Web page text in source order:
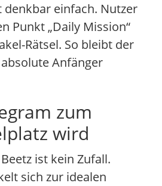
denkbar einfach. Nutzer
Punkt „Daily Mission“
Rätsel. So bleibt der
Anfänger
zum
wird
ist kein Zufall.
sich zur idealen